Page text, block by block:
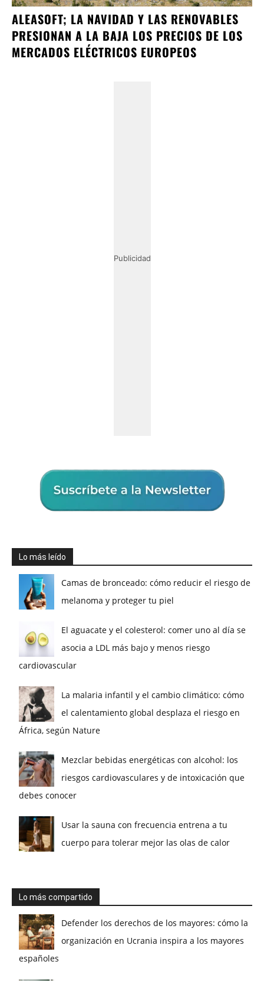
ALEASOFT; LA NAVIDAD Y LAS RENOVABLES
PRESIONAN A LA BAJA LOS PRECIOS DE LOS
MERCADOS ELÉCTRICOS EUROPEOS
Publicidad
Lo más leído
Camas de bronceado: cómo reducir el riesgo de
melanoma y proteger tu piel
El aguacate y el colesterol: comer uno al día se
asocia a LDL más bajo y menos riesgo
cardiovascular
La malaria infantil y el cambio climático: cómo
el calentamiento global desplaza el riesgo en
África, según Nature
Mezclar bebidas energéticas con alcohol: los
riesgos cardiovasculares y de intoxicación que
debes conocer
Usar la sauna con frecuencia entrena a tu
cuerpo para tolerar mejor las olas de calor
Lo más compartido
Defender los derechos de los mayores: cómo la
organización en Ucrania inspira a los mayores
españoles